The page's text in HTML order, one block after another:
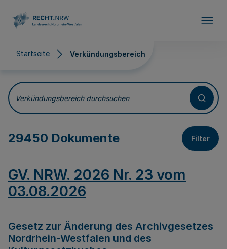
Startseite Verkündungsbereich
Verkündungsbereich
Verkündungsbereich durchsuchen
29450 Dokumente Filter
GV. NRW. 2026 Nr. 23 vom
03.08.2026
Gesetz zur Änderung des Archivgesetzes
Nordrhein-Westfalen und des